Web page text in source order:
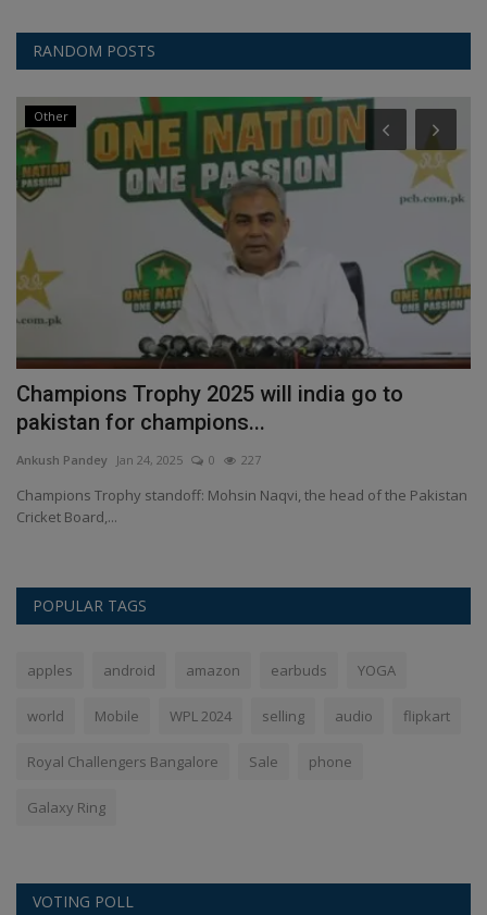
RANDOM POSTS
Other
Champions Trophy 2025 will india go to
pakistan for champions...
Ankush Pandey Jan 24, 2025 0 227
Champions Trophy standoff: Mohsin Naqvi, the head of the Pakistan
Cricket Board,...
POPULAR TAGS
apples android amazon earbuds YOGA
world Mobile WPL 2024 selling audio flipkart
Royal Challengers Bangalore Sale phone
Galaxy Ring
VOTING POLL